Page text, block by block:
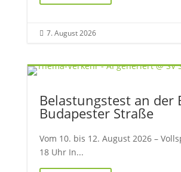
 7. August 2026
Belastungstest an der
Budapester Straße
Vom 10. bis 12. August 2026 –
18 Uhr In...